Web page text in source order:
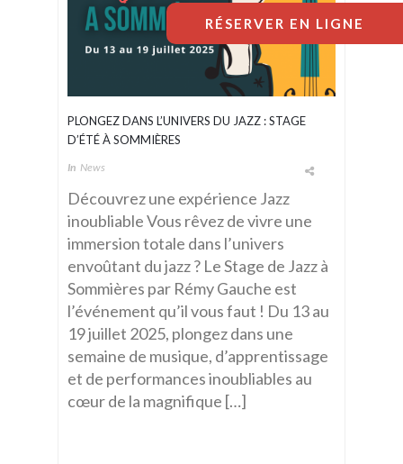
PLONGEZ DANS L’UNIVERS DU JAZZ : STAGE
D’ÉTÉ À SOMMIÈRES
In News
Découvrez une expérience Jazz
inoubliable Vous rêvez de vivre une
immersion totale dans l’univers
envoûtant du jazz ? Le Stage de Jazz à
Sommières par Rémy Gauche est
l’événement qu’il vous faut ! Du 13 au
19 juillet 2025, plongez dans une
semaine de musique, d’apprentissage
et de performances inoubliables au
cœur de la magnifique […]
RÉSERVER EN LIGNE